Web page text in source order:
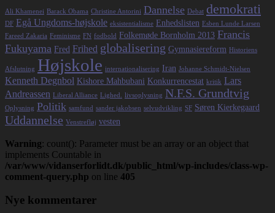
Ali Khamenei Barack Obama Christine Antorini Dannelse Debat demokrati
DF Egå Ungdoms-højskole eksistentialisme Enhedslisten Esben Lunde Larsen
Fareed Zakaria Feminisme FN fodbold Folkemøde Bornholm 2013 Francis
Fukuyama Fred Frihed globalisering Gymnasiereform Historiens
Afslutning Højskole internationalisering Iran Johanne Schmidt-Nielsen
Kenneth Degnbol Kishore Mahbubani Konkurrencestat kritik Lars
Andreassen Liberal Alliance Lighed. livsoplysning N.F.S. Grundtvig
Oplysning Politik samfund sander jakobsen selvudvikling SF Søren Kierkegaard
Uddannelse Venstrefløj vesten
Warning: count(): Parameter must be an array or an object that
implements Countable in
/var/www/vidanserforlidt.dk/public_html/wp-includes/class-wp-
comment-query.php on line 405
Nye kommentarer